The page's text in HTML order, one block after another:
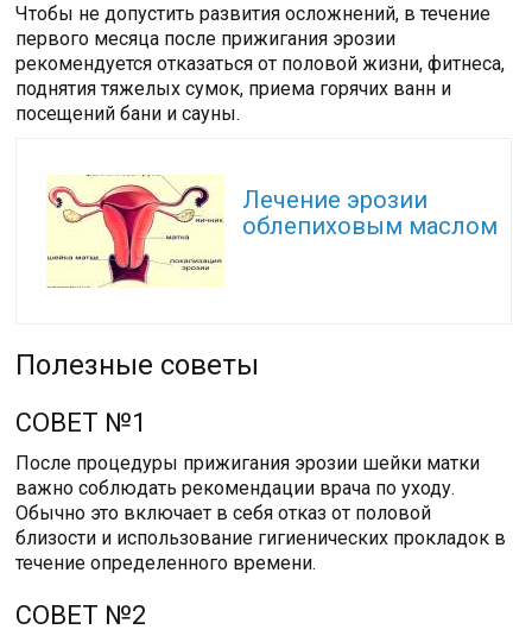
Чтобы не допустить развития осложнений, в течение
первого месяца после прижигания эрозии
рекомендуется отказаться от половой жизни, фитнеса,
поднятия тяжелых сумок, приема горячих ванн и
посещений бани и сауны.
Лечение эрозии
облепиховым маслом
Полезные советы
СОВЕТ №1
После процедуры прижигания эрозии шейки матки
важно соблюдать рекомендации врача по уходу.
Обычно это включает в себя отказ от половой
близости и использование гигиенических прокладок в
течение определенного времени.
СОВЕТ №2